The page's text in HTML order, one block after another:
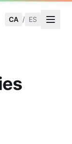
CA / ES